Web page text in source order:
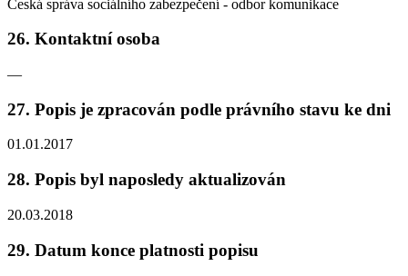
Česká správa sociálního zabezpečení - odbor komunikace
26. Kontaktní osoba
—
27. Popis je zpracován podle právního stavu ke dni
01.01.2017
28. Popis byl naposledy aktualizován
20.03.2018
29. Datum konce platnosti popisu